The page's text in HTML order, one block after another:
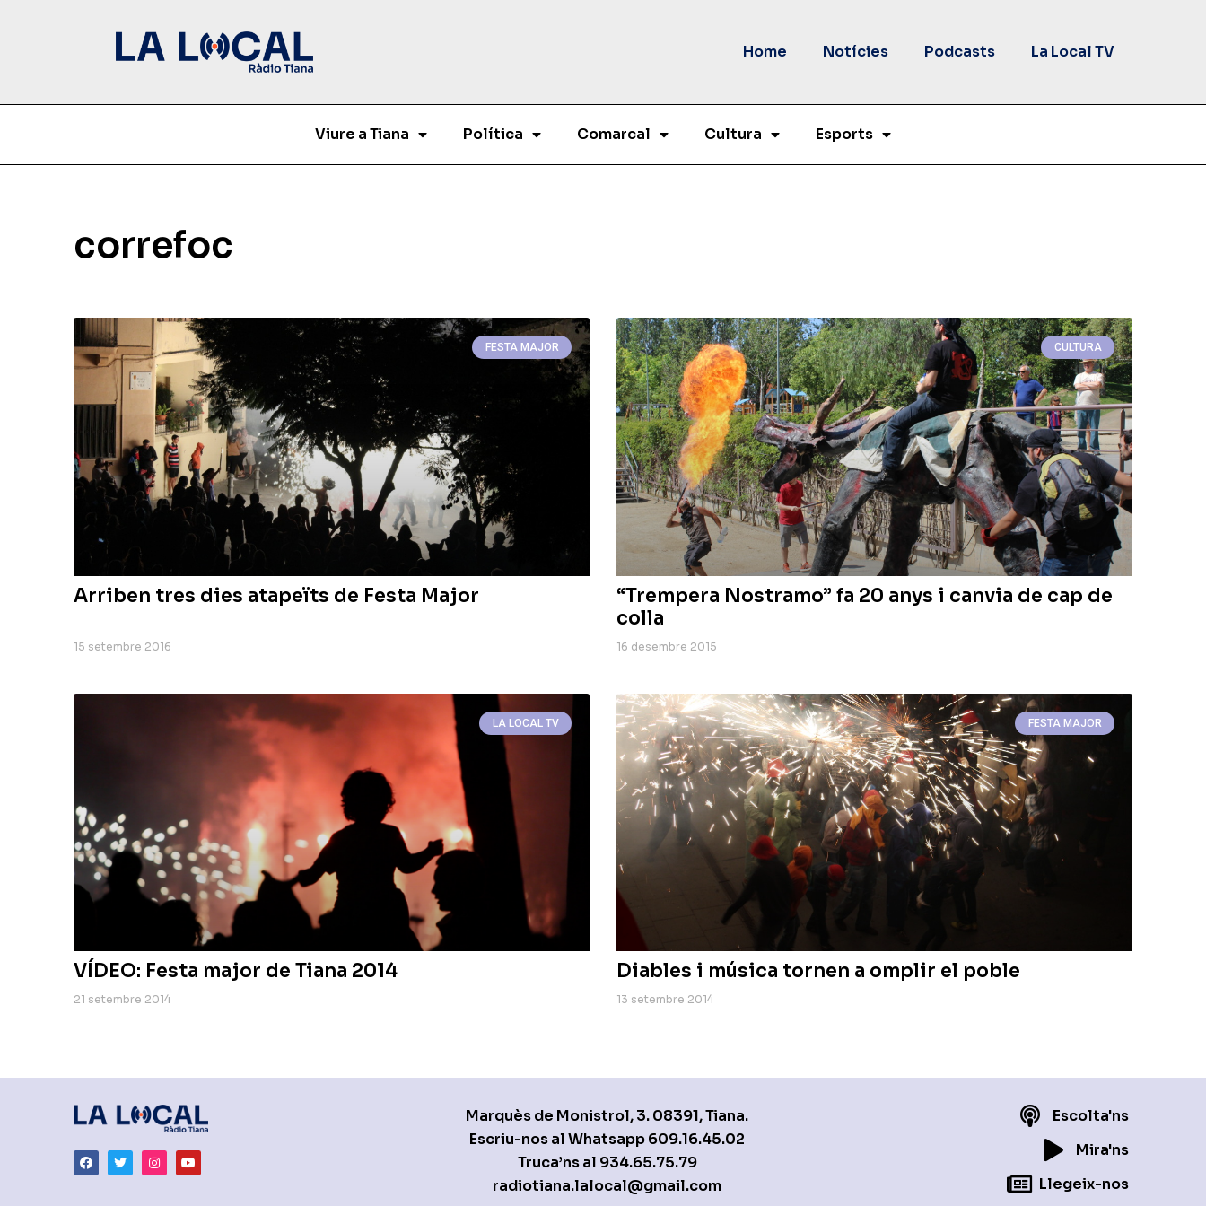
Home Notícies Podcasts La Local TV
Viure a Tiana Política Comarcal Cultura Esports
correfoc
FESTA MAJOR
Arriben tres dies atapeïts de Festa Major
15 setembre 2016
CULTURA
“Trempera Nostramo” fa 20 anys i canvia de cap de
colla
16 desembre 2015
LA LOCAL TV
VÍDEO: Festa major de Tiana 2014
21 setembre 2014
FESTA MAJOR
Diables i música tornen a omplir el poble
13 setembre 2014
Marquès de Monistrol, 3. 08391, Tiana.
Escriu-nos al Whatsapp609.16.45.02
Truca’ns al 934.65.75.79
radiotiana.lalocal@gmail.com
Escolta'ns
Mira'ns
Llegeix-nos